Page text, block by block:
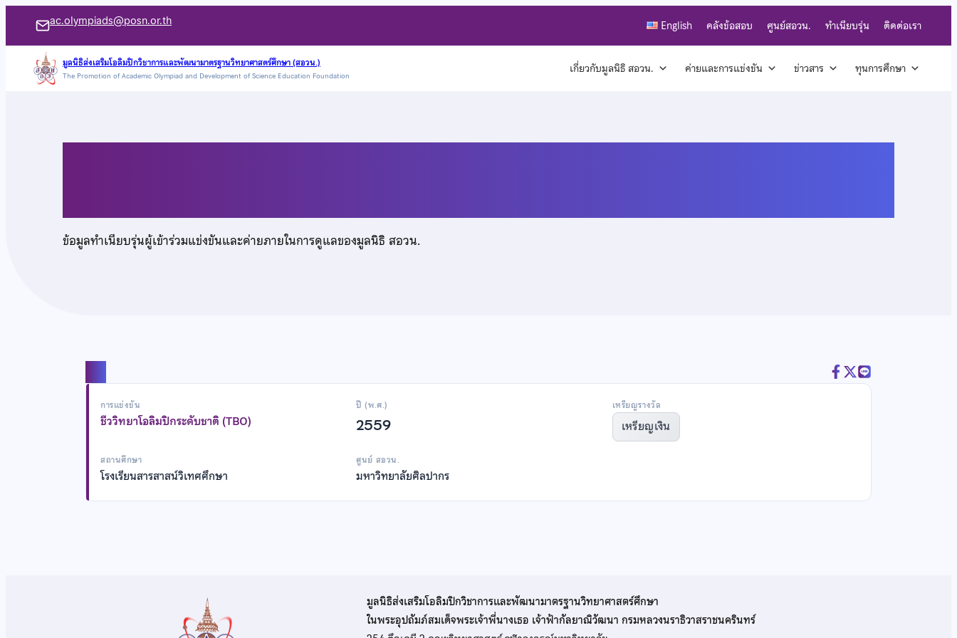
เนื้อหา
ac.olympiads@posn.or.th English คลังข้อสอบ ศูนย์สอวน. ทำเนียบรุ่น ติดต่อเรา
มูลนิธิส่งเสริมโอลิมปิกวิชาการและพัฒนามาตรฐานวิทยาศาสตร์ศึกษา (สอวน.)
The Promotion of Academic Olympiad and Development of Science Education Foundation เกี่ยวกับมูลนิธิ สอวน. ค่ายและการแข่งขัน ข่าวสาร ทุนการศึกษา
ข้อมูลทำเนียบรุ่นผู้เข้าร่วมแข่งขันและค่ายภายในการดูแลของมูลนิธิ สอวน.
การแข่งขัน
ชีววิทยาโอลิมปิกระดับชาติ (TBO)
ปี (พ.ศ.)
2559
เหรียญรางวัล
เหรียญเงิน
สถานศึกษา
โรงเรียนสารสาสน์วิเทศศึกษา
ศูนย์ สอวน.
มหาวิทยาลัยศิลปากร
มูลนิธิส่งเสริมโอลิมปิกวิชาการและพัฒนามาตรฐานวิทยาศาสตร์ศึกษา
ในพระอุปถัมภ์สมเด็จพระเจ้าพี่นางเธอ เจ้าฟ้ากัลยาณิวัฒนา กรมหลวงนราธิวาสราชนครินทร์